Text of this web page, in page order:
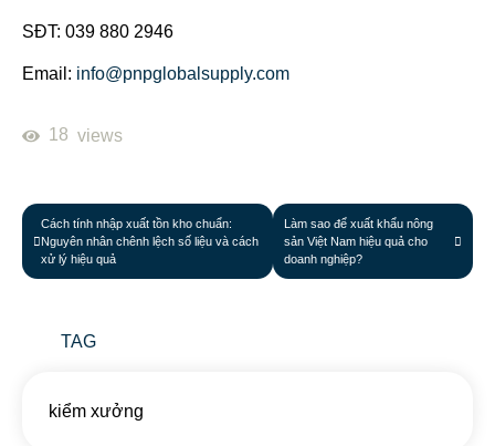
SĐT: 039 880 2946
Email: info@pnpglobalsupply.com
18 views
Cách tính nhập xuất tồn kho chuẩn:
Nguyên nhân chênh lệch số liệu và cách
xử lý hiệu quả
Làm sao để xuất khẩu nông
sản Việt Nam hiệu quả cho
doanh nghiệp?
TAG
kiểm xưởng